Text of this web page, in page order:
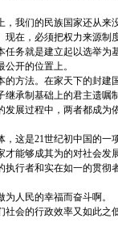
我们的民族国家还从来
在，必须把权力来源制
务就是建立起以选举为
开的位置上。
方法。在家天下的封建
承制基础上的君主遗嘱
展过程中，两者都成为
这是21世纪初中国的一
能够成其为的对社会发
行者和实在如一的贯彻
人民的幸福而奋斗啊。
的行政效率又如此之